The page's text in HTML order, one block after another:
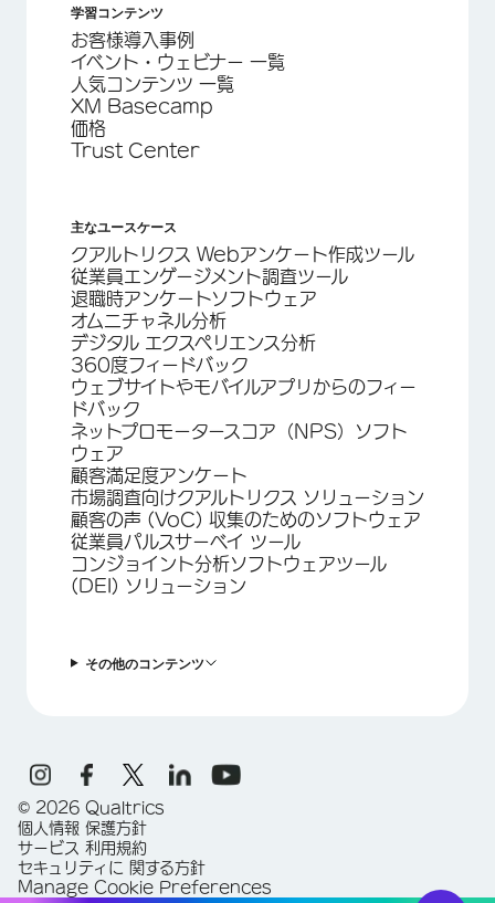
学習コンテンツ
お客様導入事例
イベント・ウェビナー 一覧
人気コンテンツ 一覧
XM Basecamp
価格
Trust Center
主なユースケース
クアルトリクス Webアンケート作成ツール
従業員エンゲージメント調査ツール
退職時アンケートソフトウェア
オムニチャネル分析
デジタル エクスペリエンス分析
360度フィードバック
ウェブサイトやモバイルアプリからのフィー
ドバック
ネットプロモータースコア（NPS）ソフト
ウェア
顧客満足度アンケート
市場調査向けクアルトリクス ソリューション
顧客の声 (VoC) 収集のためのソフトウェア
従業員パルスサーベイ ツール
コンジョイント分析ソフトウェアツール
(DEI) ソリューション
その他のコンテンツ
© 2026 Qualtrics
個人情報 保護方針
サービス 利用規約
セキュリティに 関する方針
Manage Cookie Preferences